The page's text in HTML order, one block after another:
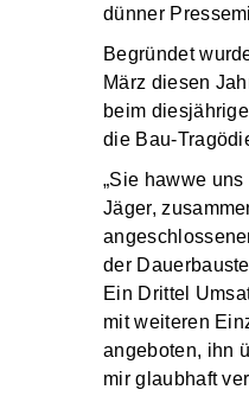
dünner
Begründet
März diesen
beim
die Bau-
„Sie hawwe
Jäger,
der
Ein Drittel
mit weiteren
angeboten, ihn
mir glaubhaft